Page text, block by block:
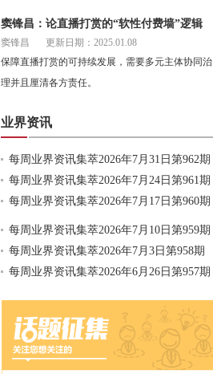
窦锋昌：论直播打赏的“软性付费墙”逻辑
窦锋昌
更新日期：2025.01.08
保障直播打赏的可持续发展，需要多元主体协同治
理并且厘清各方责任。
业界资讯
每周业界资讯集萃2026年7月31日第962期
每周业界资讯集萃2026年7月24日第961期
每周业界资讯集萃2026年7月17日第960期
每周业界资讯集萃2026年7月10日第959期
每周业界资讯集萃2026年7月3日第958期
每周业界资讯集萃2026年6月26日第957期